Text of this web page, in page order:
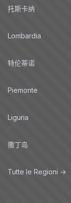
托斯卡纳
Lombardia
特伦蒂诺
Piemonte
Liguria
撒丁岛
Tutte le Regioni →